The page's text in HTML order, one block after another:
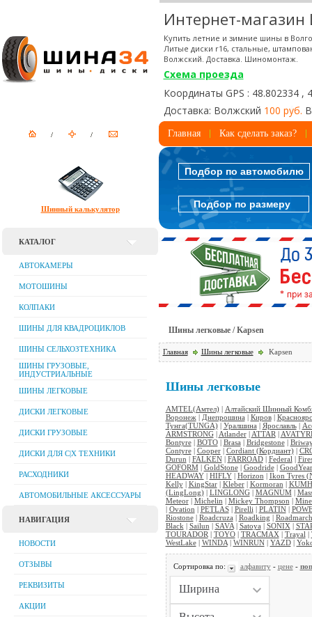
Интернет-
Купить летние и зимние шины в
Литые диски r16, стальные,
Волжский. Доставка. Шиномонтаж.
Схема проезда
Координаты GPS : 48.802334 ,
Доставка: Волжский 100 руб.
Главная Как сделать заказ?
Шинный калькулятор
КАТАЛОГ
АВТОКАМЕРЫ
МОТОШИНЫ
КОЛПАКИ
ШИНЫ ДЛЯ КВАДРОЦИКЛОВ
ШИНЫ СЕЛЬХОЗТЕХНИКА
ШИНЫ ГРУЗОВЫЕ,
ИНДУСТРИАЛЬНЫЕ
ШИНЫ ЛЕГКОВЫЕ
ДИСКИ ЛЕГКОВЫЕ
ДИСКИ ГРУЗОВЫЕ
ДИСКИ ДЛЯ C|Х ТЕХНИКИ
РАСХОДНИКИ
АВТОМОБИЛЬНЫЕ АКСЕССУАРЫ
НАВИГАЦИЯ
НОВОСТИ
ОТЗЫВЫ
РЕКВИЗИТЫ
АКЦИИ
Подбор по автомобилю
Подбор по размеру
Шины легковые / Kapsen
Главная Шины легковые Kapsen
Шины легковые
AMTEL(Амтел)| Алтайский Шинный
Воронеж| Днепрошина | Киров|
Тунга(TUNGA)| Уралшина | Ярославль|
ARMSTRONG| Atlander| ATTAR |
Bontyre| BOTO| Brasa | Bridgestone|
Contyre| Cooper| Cordiant (Кордиант)|
Durun | FALKEN| FARROAD| Federal |
GOFORM| GoldStone| Goodride| GoodYear
HEADWAY| HIFLY| Horizon | Ikon Tyres
Kelly| KingStar| Kleber| Kormoran |
(LingLong)| LINGLONG| MAGNUM|
Meteor| Michelin | Mickey Thompson |
| Ovation | PETLAS| Pirelli | PLATIN|
Riostone| Roadcruza | Roadking | Roadmarch
Black | Sailun | SAVA| Satoya | SONIX |
TOURADOR | TOYO| TRACMAX | Trayal |
WestLake| WINDA| WINRUN| YAZD|
Сортировка по: алфавиту- цене-